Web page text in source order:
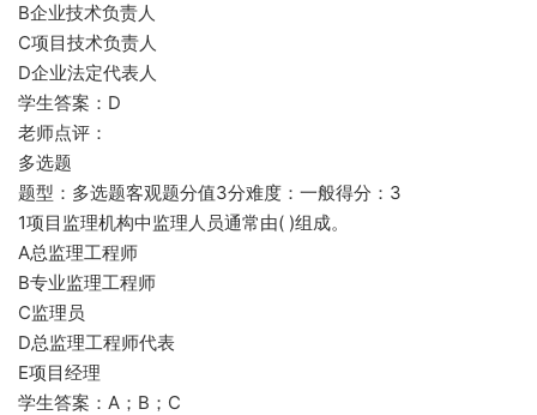
B企业技术负责人
C项目技术负责人
D企业法定代表人
学生答案：D
老师点评：
多选题
题型：多选题客观题分值3分难度：一般得分：3
1项目监理机构中监理人员通常由( )组成。
A总监理工程师
B专业监理工程师
C监理员
D总监理工程师代表
E项目经理
学生答案：A；B；C